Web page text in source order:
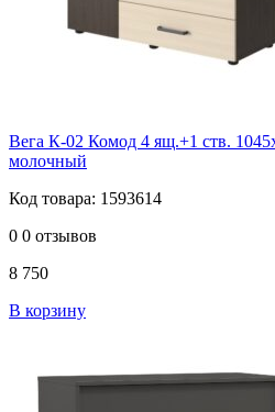
Вега К-02 Комод 4 ящ.+1 ств.
молочный
Код товара: 1593614
0 0 отзывов
8 750
В корзину